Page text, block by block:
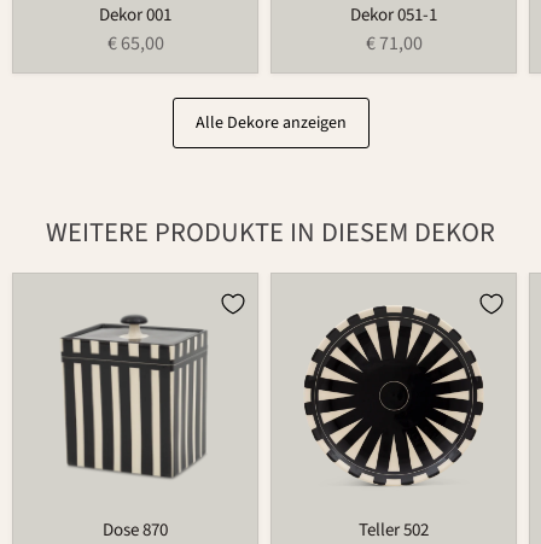
Dekor 001
€ 65,00
Dekor 051-1
€ 71,00
Alle Dekore anzeigen
WEITERE PRODUKTE IN DIESEM DEKOR
Dose 870
Teller 502